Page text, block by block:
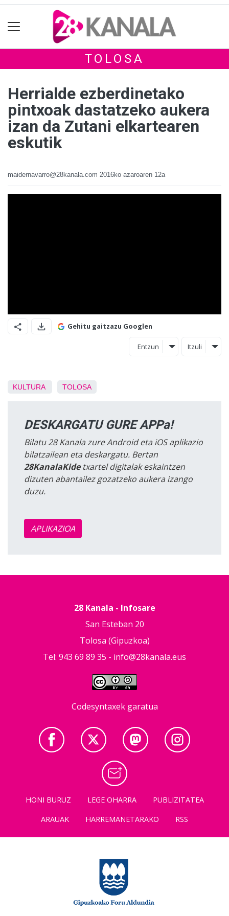
TOLOSA
Herrialde ezberdinetako
pintxoak dastatzeko aukera
izan da Zutani elkartearen
eskutik
maidernavarro@28kanala.com 2016ko azaroaren 12a
Gehitu gaitzazu Googlen
Entzun Itzuli
KULTURA TOLOSA
DESKARGATU GURE APPa!
Bilatu 28 Kanala zure Android eta iOS aplikazio
bilatzailean eta deskargatu. Bertan
28KanalaKidetxartel digitalak eskaintzen
dizuten abantailez gozatzeko aukera izango
duzu.
APLIKAZIOA
28 Kanala - Infosare
San Esteban 20
Tolosa (Gipuzkoa)
Tel: 943 69 89 35 - info@28kanala.eus
Codesyntaxek garatua
HONI BURUZ LEGE OHARRA
PUBLIZITATEA
ARAUAK
HARREMANETARAKO RSS